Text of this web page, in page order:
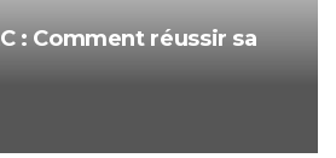
: Comment réussir sa